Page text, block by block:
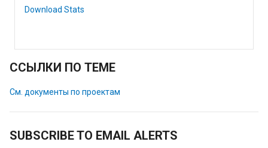
Download Stats
ССЫЛКИ ПО ТЕМЕ
См. документы по проектам
SUBSCRIBE TO EMAIL ALERTS